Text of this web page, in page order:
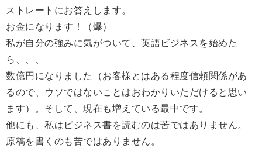
ストレートにお答えします。
お金になります！（爆）
私が自分の強みに気がついて、英語ビジネスを始めた
ら、、、
数億円になりました（お客様とはある程度信頼関係があ
るので、ウソではないことはおわかりいただけると思い
ます）。そして、現在も増えている最中です。
他にも、私はビジネス書を読むのは苦ではありません。
原稿を書くのも苦ではありません。